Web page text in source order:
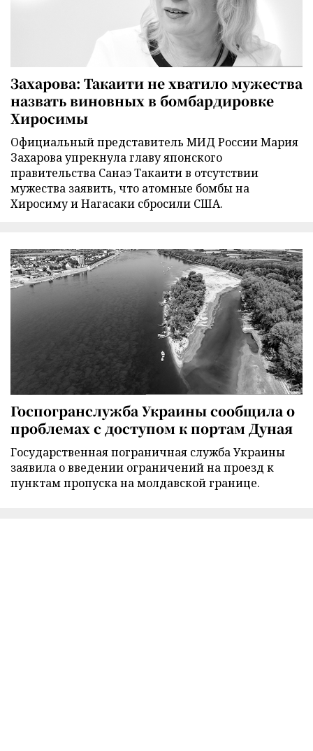
Захарова: Такаити не хватило мужества
назвать виновных в бомбардировке
Хиросимы
Официальный представитель МИД России Мария
Захарова упрекнула главу японского
правительства Санаэ Такаити в отсутствии
мужества заявить, что атомные бомбы на
Хиросиму и Нагасаки сбросили США.
Госпогранслужба Украины сообщила о
проблемах с доступом к портам Дуная
Государственная пограничная служба Украины
заявила о введении ограничений на проезд к
пунктам пропуска на молдавской границе.